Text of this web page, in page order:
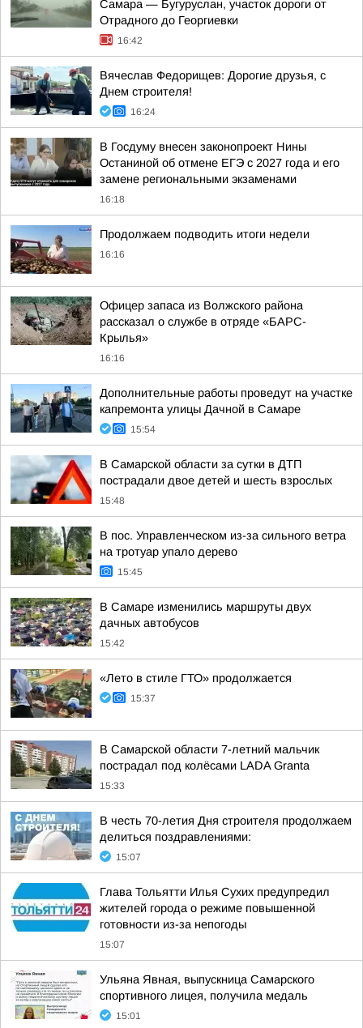
Самара — Бугуруслан, участок дороги от
Отрадного до Георгиевки
16:42
Вячеслав Федорищев: Дорогие друзья, с
Днем строителя!
16:24
В Госдуму внесен законопроект Нины
Останиной об отмене ЕГЭ с 2027 года и его
замене региональными экзаменами
16:18
Продолжаем подводить итоги недели
16:16
Офицер запаса из Волжского района
рассказал о службе в отряде «БАРС-
Крылья»
16:16
Дополнительные работы проведут на участке
капремонта улицы Дачной в Самаре
15:54
В Самарской области за сутки в ДТП
пострадали двое детей и шесть взрослых
15:48
В пос. Управленческом из-за сильного ветра
на тротуар упало дерево
15:45
В Самаре изменились маршруты двух
дачных автобусов
15:42
«Лето в стиле ГТО» продолжается
15:37
В Самарской области 7-летний мальчик
пострадал под колёсами LADA Granta
15:33
В честь 70-летия Дня строителя продолжаем
делиться поздравлениями:
15:07
Глава Тольятти Илья Сухих предупредил
жителей города о режиме повышенной
готовности из-за непогоды
15:07
Ульяна Явная, выпускница Самарского
спортивного лицея, получила медаль
15:01